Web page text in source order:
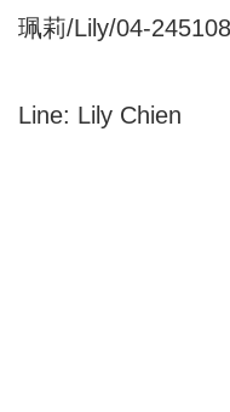
珮莉/Lily/04-
Line: Lily Chien